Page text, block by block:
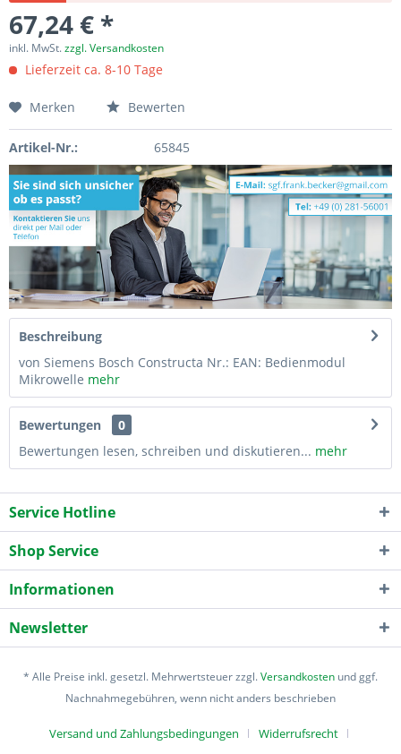
67,24 € *
inkl. MwSt.zzgl. Versandkosten
Lieferzeit ca. 8-10 Tage
Merken Bewerten
Artikel-Nr.: 65845
Beschreibung
von Siemens Bosch Constructa Nr.: EAN: Bedienmodul
Mikrowelle mehr
Bewertungen
0
Bewertungen lesen, schreiben und diskutieren... mehr
Service Hotline
Shop Service
Informationen
Newsletter
* Alle Preise inkl. gesetzl. Mehrwertsteuer zzgl.Versandkosten und ggf.
Nachnahmegebühren, wenn nicht anders beschrieben
Versand und Zahlungsbedingungen Widerrufsrecht